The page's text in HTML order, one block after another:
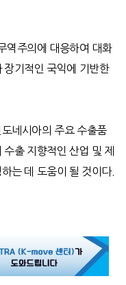
역주의에 대응하여 대화
장기적인 국익에 기반한
네시아의 주요 수출품
출 지향적인 산업 및 제
는 데 도움이 될 것이다.